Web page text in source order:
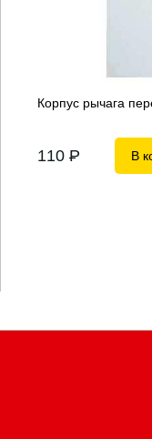
Корпус рычага
110 P В